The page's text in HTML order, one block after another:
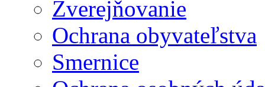
Zverejňovanie
Ochrana obyvateľstva
Smernice